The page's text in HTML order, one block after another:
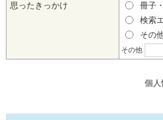
思ったきっかけ
冊子
検索
その
その他
個人